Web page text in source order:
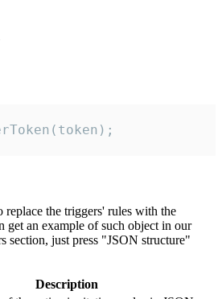
the triggers' rules with the
get an example of such object in our
section, just press "JSON structure"
Description